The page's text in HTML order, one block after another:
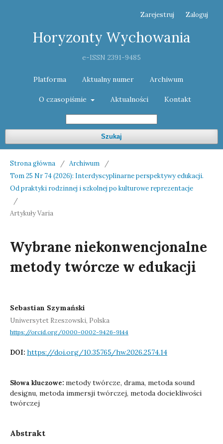
Horyzonty Wychowania
e-ISSN 2391-9485
Platforma Aktualny numer Archiwum
O czasopiśmie Aktualności Kontakt
Szukaj
Zarejestruj Zaloguj
Strona główna / Archiwum
/
Tom 25 Nr 74 (2026): Interdyscyplinarne perspektywy edukacji.
Od praktyki rodzinnej i szkolnej po kulturowe reprezentacje
/
Artykuły Varia
Wybrane niekonwencjonalne
metody twórcze w edukacji
Sebastian Szymański
Uniwersytet Rzeszowski, Polska
https://orcid.org/0000-0002-9426-9144
DOI: https://doi.org/10.35765/hw.2026.2574.14
Słowa kluczowe: metody twórcze, drama, metoda sound
designu, metoda immersji twórczej, metoda dociekliwości
twórczej
Abstrakt